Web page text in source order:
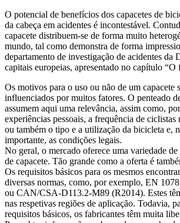
O potencial de benefícios dos capacetes de
da cabeça em acidentes é incontestável.
capacete distribuem-se de forma muito
mundo, tal como demonstra de forma
departamento de investigação de acidentes da
capitais europeias, apresentado no capítulo “O
Os motivos para o uso ou não de um capacete
influenciados por muitos fatores. O penteado
assumem aqui uma relevância, assim como,
experiências pessoais, a frequência de ciclistas
ou também o tipo e a utilização da bicicleta e,
importante, as condições legais.
No geral, o mercado oferece uma variedade
de capacete. Tão grande como a oferta é
Os requisitos básicos para os mesmos
diversas normas, como, por exemplo, EN
ou CAN/CSA-D113.2-M89 (R2014). Estes
nas respetivas regiões de aplicação. Todavia,
requisitos básicos, os fabricantes têm muita